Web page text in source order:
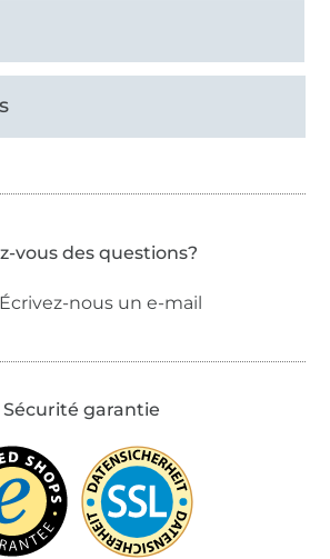
vous des questions?
Écrivez-nous un e-mail
Sécurité garantie